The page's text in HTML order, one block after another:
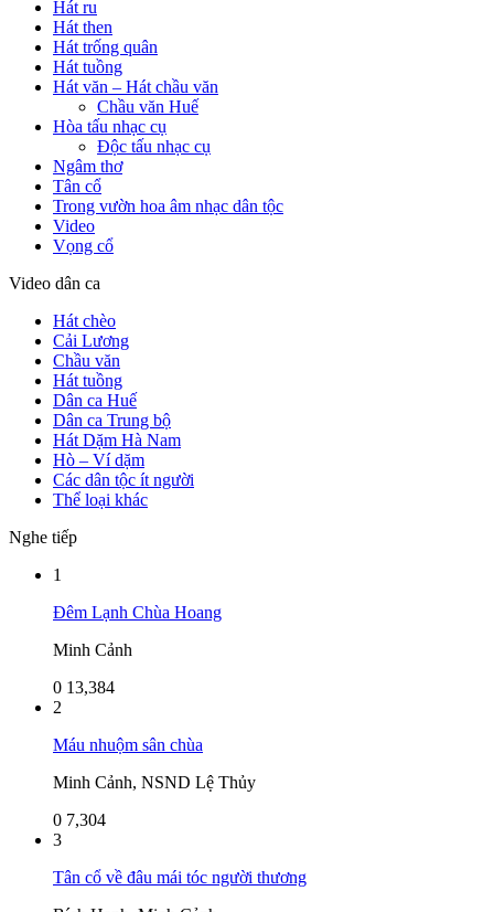
Hát ru
Hát then
Hát trống quân
Hát tuồng
Hát văn – Hát chầu văn
Chầu văn Huế
Hòa tấu nhạc cụ
Độc tấu nhạc cụ
Ngâm thơ
Tân cổ
Trong vườn hoa âm nhạc dân tộc
Video
Vọng cổ
Video dân ca
Hát chèo
Cải Lương
Chầu văn
Hát tuồng
Dân ca Huế
Dân ca Trung bộ
Hát Dặm Hà Nam
Hò – Ví dặm
Các dân tộc ít người
Thể loại khác
Nghe tiếp
1
Đêm Lạnh Chùa Hoang
Minh Cảnh
0 13,384
2
Máu nhuộm sân chùa
Minh Cảnh, NSND Lệ Thủy
0 7,304
3
Tân cổ về đâu mái tóc người thương